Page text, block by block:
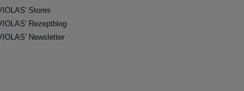
Stores
Rezeptblog
Newsletter